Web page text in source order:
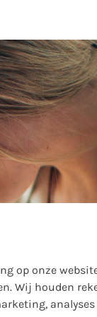
op onze
Wij houden
analyses